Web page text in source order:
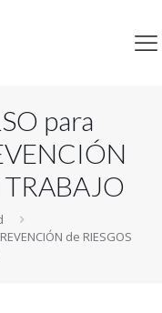
para
TRABAJO
de RIESGOS